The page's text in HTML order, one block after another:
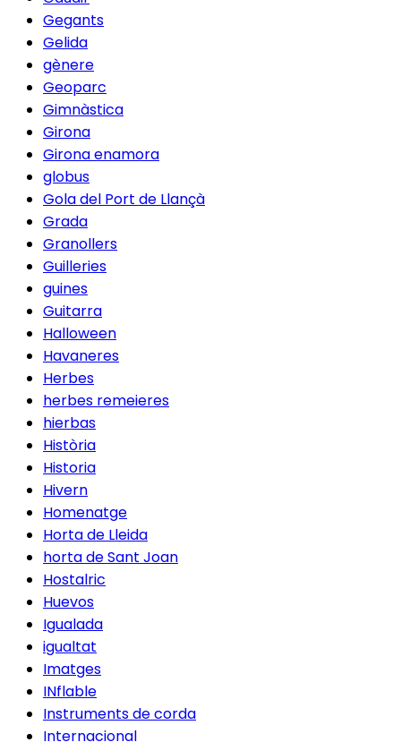
Gegants
Gelida
gènere
Geoparc
Gimnàstica
Girona
Girona enamora
globus
Gola del Port de Llançà
Grada
Granollers
Guilleries
guines
Guitarra
Halloween
Havaneres
Herbes
herbes remeieres
hierbas
Història
Historia
Hivern
Homenatge
Horta de Lleida
horta de Sant Joan
Hostalric
Huevos
Igualada
igualtat
Imatges
INflable
Instruments de corda
Internacional